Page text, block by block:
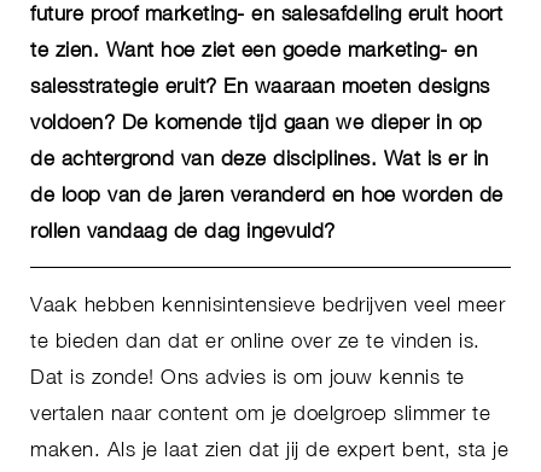
future proof marketing- en salesafdeling eruit hoort
te zien. Want hoe ziet een goede marketing- en
salesstrategie eruit? En waaraan moeten designs
voldoen? De komende tijd gaan we dieper in op
de achtergrond van deze disciplines. Wat is er in
de loop van de jaren veranderd en hoe worden de
rollen vandaag de dag ingevuld?
Vaak hebben kennisintensieve bedrijven veel meer
te bieden dan dat er online over ze te vinden is.
Dat is zonde! Ons advies is om jouw kennis te
vertalen naar content om je doelgroep slimmer te
maken. Als je laat zien dat jij de expert bent, sta je